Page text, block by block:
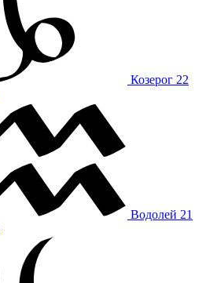
Козерог 22
Водолей 21